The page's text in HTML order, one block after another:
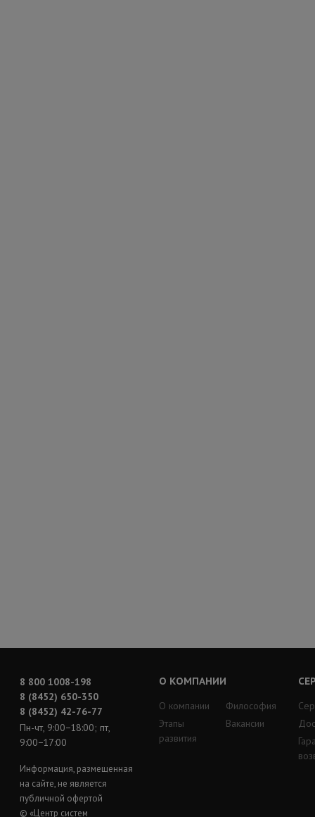
8 800 1008-198
8 (8452) 650-350
8 (8452) 42-76-77
Пн-чт, 9:00−18:00; пт,
9:00−17:00
Информация, размещенная
на сайте, не является
публичной офертой
© «Центр систем
О КОМПАНИИ
О компании
Этапы
развития
Философия
Вакансии